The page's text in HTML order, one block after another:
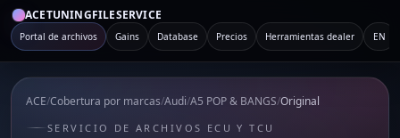
ACETUNINGFILESERVICE
Portal de archivos Gains Database Precios Herramientas dealer EN
ACE/Cobertura por marcas/Audi/A5 POP & BANGS/Original
SERVICIO DE ARCHIVOS ECU Y TCU